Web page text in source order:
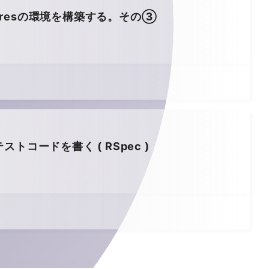
の環境を構築する。その③
トコードを書く ( RSpec )